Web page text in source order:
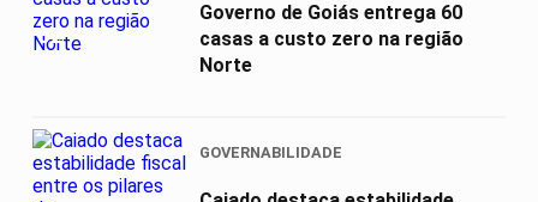
02
Governo de Goiás entrega 60
casas a custo zero na região
Norte
GOVERNABILIDADE